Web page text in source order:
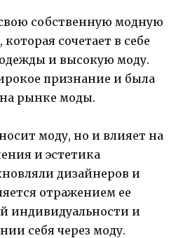
собственную модную
сочетает в себе
и высокую моду.
признание и была
рынке моды.
моду, но и влияет на
и эстетика
дизайнеров и
отражением ее
индивидуальности и
себя через моду.